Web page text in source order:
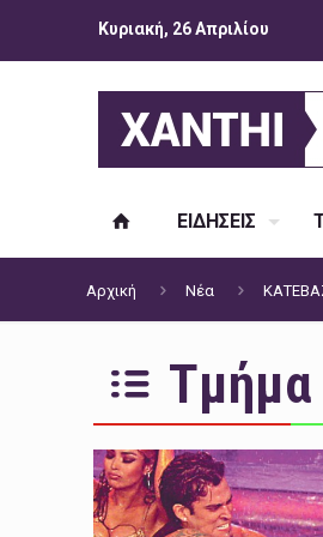
Κυριακή, 26 Απριλίου
ΕΙΔΗΣΕΙΣ
Αρχική Νέα
Τμήμα